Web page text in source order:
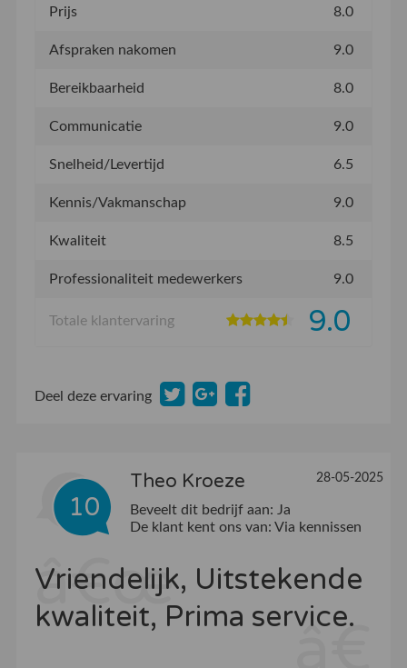
Prijs 8.0
Afspraken nakomen 9.0
Bereikbaarheid 8.0
Communicatie 9.0
Snelheid/Levertijd 6.5
Kennis/Vakmanschap 9.0
Kwaliteit 8.5
Professionaliteit medewerkers 9.0
Totale klantervaring 9.0
Deel deze ervaring
10
Theo Kroeze 28-05-2025
Beveelt dit bedrijf aan: Ja
De klant kent ons van: Via kennissen
Vriendelijk, Uitstekende
kwaliteit, Prima service.